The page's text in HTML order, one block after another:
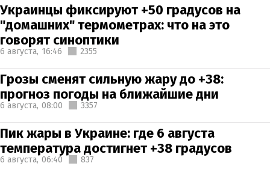
Украинцы фиксируют +50 градусов на
"домашних" термометрах: что на это
говорят синоптики
6 августа, 16:46 2355
Грозы сменят сильную жару до +38:
прогноз погоды на ближайшие дни
6 августа, 08:00 3357
Пик жары в Украине: где 6 августа
температура достигнет +38 градусов
6 августа, 06:40 837